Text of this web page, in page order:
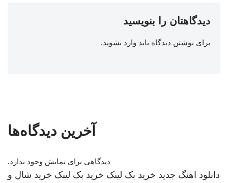
دیدگاهتان را بنویسید
برای نوشتن دیدگاه باید وارد بشوید.
آخرین دیدگاه‌ها
دیدگاهی برای نمایش وجود ندارد.
دانلود اهنگ جدید خرید بک لینک خرید بک لینک خرید شال و